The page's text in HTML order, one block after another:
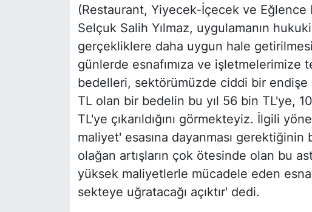
(Restaurant, Yiyecek-İçecek ve
Selçuk Salih Yılmaz, uygulamanın
gerçekliklere daha uygun hale
günlerde esnafımıza ve işletmelerimize
bedelleri, sektörümüzde ciddi bir
TL olan bir bedelin bu yıl 56 bin TL'ye,
TL'ye çıkarıldığını görmekteyiz. İlgili
maliyet' esasına dayanması
olağan artışların çok ötesinde olan bu
yüksek maliyetlerle mücadele eden
sekteye uğratacağı açıktır' dedi.